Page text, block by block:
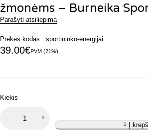
žmonėms – Burneika
Parašyti atsiliepimą
Prekės kodas sportininko-energijai
39.00€PVM (21%)
Kiekis
Į